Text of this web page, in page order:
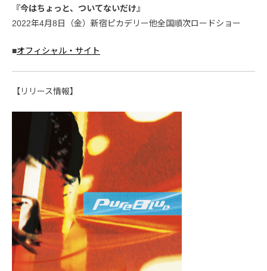
『今はちょっと、ついてないだけ』
2022年4月8日（金）新宿ピカデリー他全国順次ロードショー
■オフィシャル・サイト
【リリース情報】